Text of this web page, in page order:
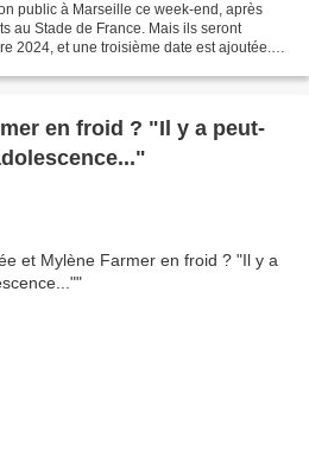
public à Marseille ce week-end, après
au Stade de France. Mais ils seront
2024, et une troisième date est ajoutée.
en froid ? "Il y a peut-